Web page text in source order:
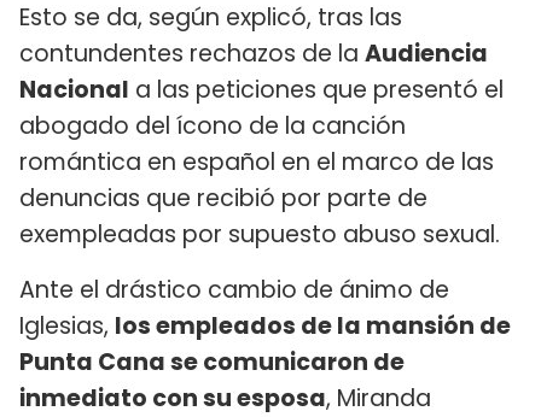
Esto se da, según explicó, tras las
contundentes rechazos de la Audiencia
Nacional a las peticiones que presentó el
abogado del ícono de la canción
romántica en español en el marco de las
denuncias que recibió por parte de
exempleadas por supuesto abuso sexual.
Ante el drástico cambio de ánimo de
Iglesias, los empleados de la mansión de
Punta Cana se comunicaron de
inmediato con su esposa, Miranda